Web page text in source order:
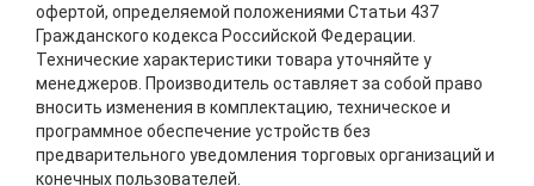
офертой, определяемой положениями Статьи 437
Гражданского кодекса Российской Федерации.
Технические характеристики товара уточняйте у
менеджеров. Производитель оставляет за собой право
вносить изменения в комплектацию, техническое и
программное обеспечение устройств без
предварительного уведомления торговых организаций и
конечных пользователей.